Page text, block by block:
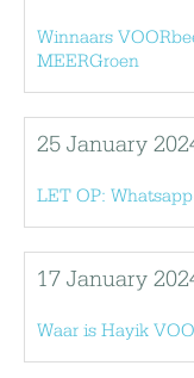
Winnaars
MEERGroen
25 January
LET OP:
17 January
Waar is Hayik